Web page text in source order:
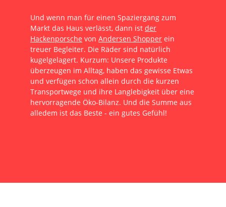
Und wenn man für einen Spaziergang zum
Markt das Haus verlässt, dann ist der
Hackenporsche von Andersen Shopper ein
treuer Begleiter. Die Räder sind natürlich
kugelgelagert. Kurzum: Unsere Produkte
überzeugen im Alltag, haben das gewisse Etwas
und verfügen schon allein durch die kurzen
Transportwege und ihre Langlebigkeit über eine
hervorragende Öko-Bilanz. Und die Summe aus
alledem ist das Beste - ein gutes Gefühl!